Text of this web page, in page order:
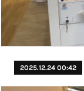
2025.12.24 00:42